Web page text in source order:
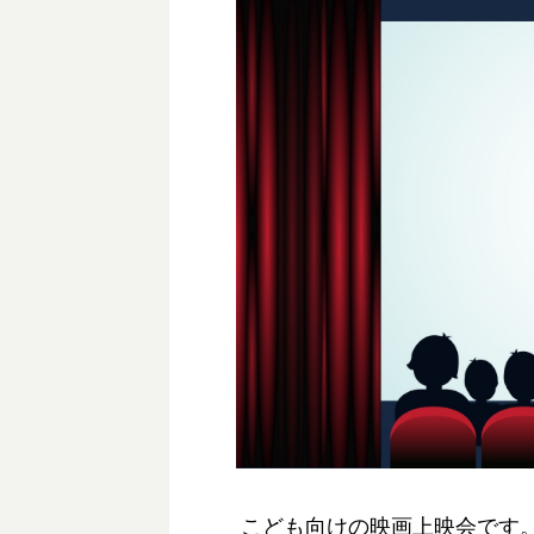
こども向けの映画上映会です